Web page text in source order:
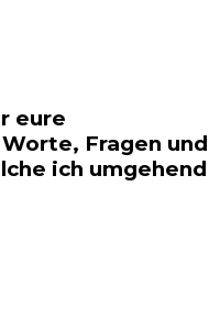
eure
Fragen und
ich umgehend